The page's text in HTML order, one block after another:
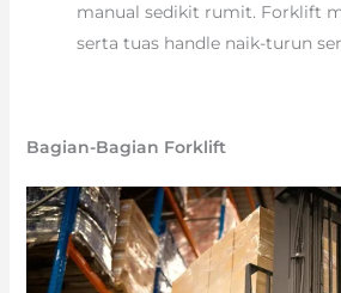
manual sedikit rumit. Forklift
serta tuas handle naik-turun
Bagian-Bagian Forklift